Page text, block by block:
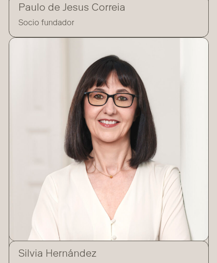
Paulo de Jesus Correia
Socio fundador
Silvia Hernández